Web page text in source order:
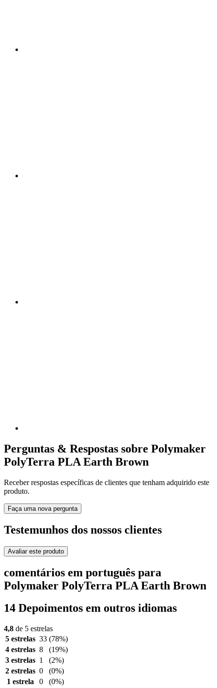
Perguntas & Respostas sobre Polymaker
PolyTerra PLA Earth Brown
Receber respostas específicas de clientes que tenham adquirido este
produto.
Faça uma nova pergunta
Testemunhos dos nossos clientes
Avaliar este produto
comentários em português para
Polymaker PolyTerra PLA Earth Brown
14 Depoimentos em outros idiomas
4,8 de 5 estrelas
5 estrelas 33 (78%)
4 estrelas 8
(19%)
3 estrelas 1
(2%)
2 estrelas 0
(0%)
1 estrela
0 (0%)